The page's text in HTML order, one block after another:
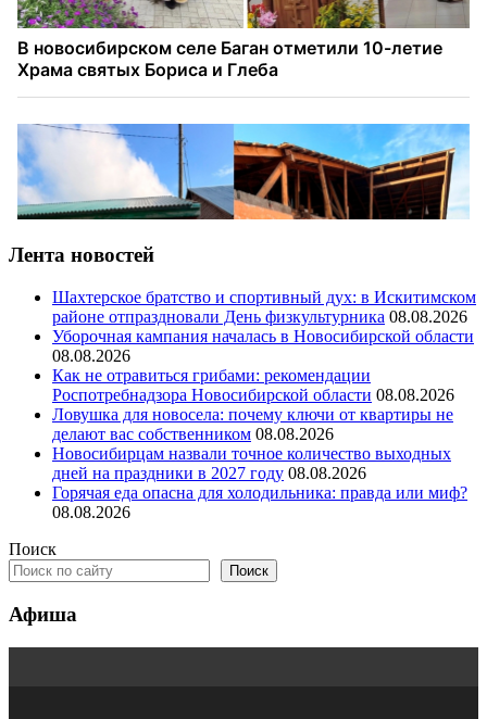
Лента новостей
Шахтерское братство и спортивный дух: в Искитимском
районе отпраздновали День физкультурника 08.08.2026
Уборочная кампания началась в Новосибирской области
08.08.2026
Как не отравиться грибами: рекомендации
Роспотребнадзора Новосибирской области 08.08.2026
Ловушка для новосела: почему ключи от квартиры не
делают вас собственником 08.08.2026
Новосибирцам назвали точное количество выходных
дней на праздники в 2027 году 08.08.2026
Горячая еда опасна для холодильника: правда или миф?
08.08.2026
Поиск
Поиск
Афиша